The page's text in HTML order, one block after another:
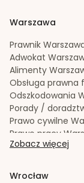
Rozwód Szczecin
Sporządzanie
Upadłość
Windykacja
Zachowek
Zakładanie i
Warszawa
Prawnik
Adwokat
Alimenty
Obsługa prawna
Odszkodowania
Porady /
Prawo cywilne
Prawo pracy
Prawo spadkowe
Rozwód Warszawa
Zobacz więcej
Wrocław